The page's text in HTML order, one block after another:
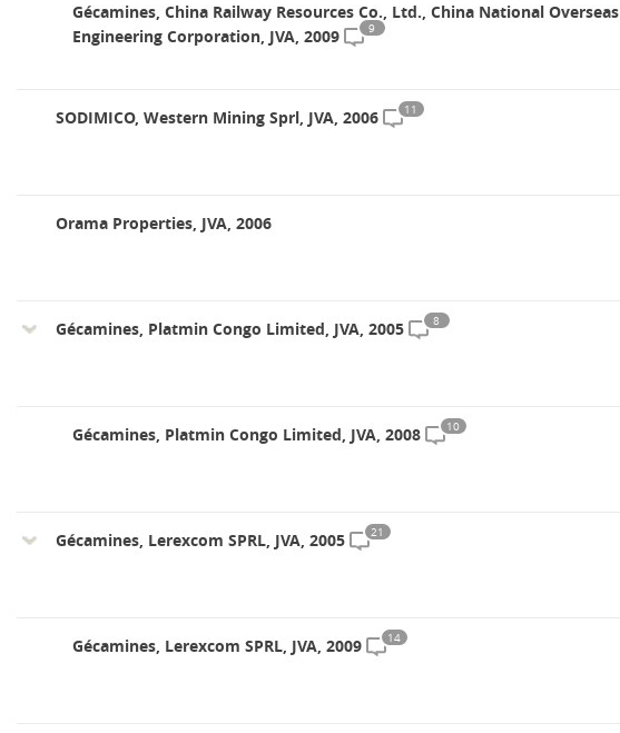
Gécamines, China Railway Resources Co., Ltd., China National Overseas
Engineering Corporation, JVA, 2009
9
SODIMICO, Western Mining Sprl, JVA, 2006 11
Orama Properties, JVA, 2006
Gécamines, Platmin Congo Limited, JVA, 2005 8
Gécamines, Platmin Congo Limited, JVA, 2008 10
Gécamines, Lerexcom SPRL, JVA, 2005 21
Gécamines, Lerexcom SPRL, JVA, 2009 14